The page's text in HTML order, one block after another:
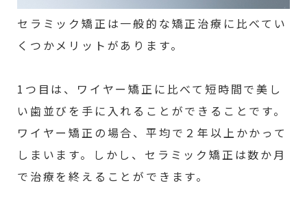
セラミック矯正は一般的な矯正治療に比べてい
くつかメリットがあります。
1つ目は、ワイヤー矯正に比べて短時間で美し
い歯並びを手に入れることができることです。
ワイヤー矯正の場合、平均で２年以上かかって
しまいます。しかし、セラミック矯正は数か月
で治療を終えることができます。